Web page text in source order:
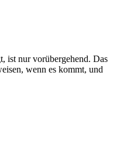
ist nur vorübergehend. Das
wenn es kommt, und